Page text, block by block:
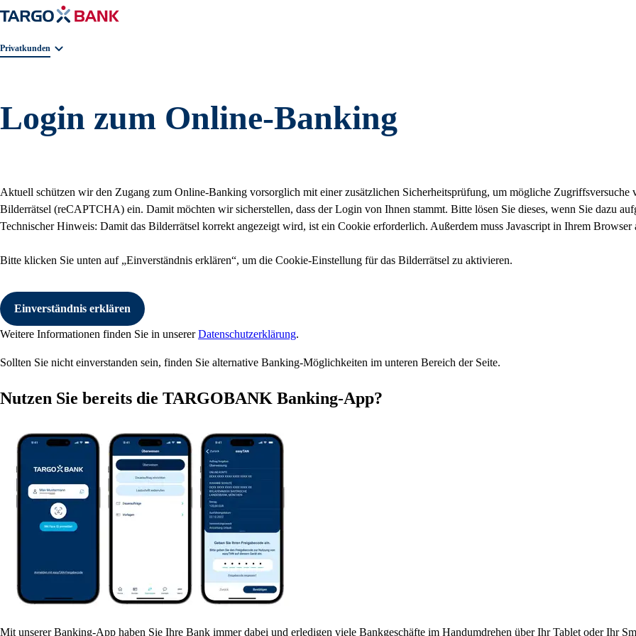
Geschäftsbereichnavigation. Aktuelle Auswahl:
Privatkunden
Login zum Online-Banking
Aktuell schützen wir den Zugang zum Online-Banking vorsorglich mit einer zusätzlichen Sicherheitsprüfung, um mögliche
Bilderrätsel (reCAPTCHA) ein. Damit möchten wir sicherstellen, dass der Login von Ihnen stammt. Bitte lösen Sie dieses, wenn Sie dazu
Technischer Hinweis: Damit das Bilderrätsel korrekt angezeigt wird, ist ein Cookie erforderlich. Außerdem muss Javascript in Ihrem Browser
Bitte klicken Sie unten auf Einverständnis erklären , um die Cookie-Einstellung für das Bilderrätsel zu aktivieren.
Einverständnis erklären
Weitere Informationen finden Sie in unsererDatenschutzerklärung.
Sollten Sie nicht einverstanden sein, finden Sie alternative Banking-Möglichkeiten im unteren Bereich der Seite.
Nutzen Sie bereits die TARGOBANK Banking-App?
Mit unserer Banking-App haben Sie Ihre Bank immer dabei und erledigen viele Bankgeschäfte im Handumdrehen über Ihr Tablet oder Ihr